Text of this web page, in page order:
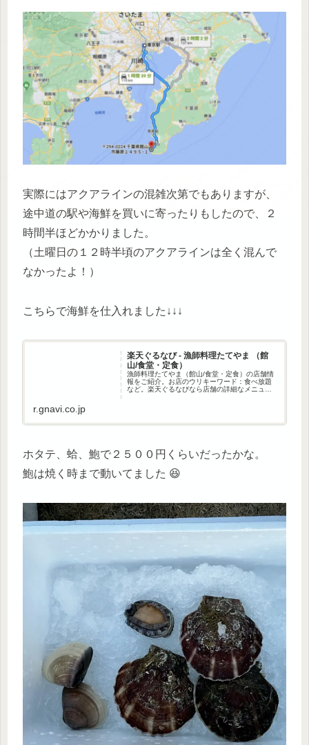
実際にはアクアラインの混雑次第でもありますが、
途中道の駅や海鮮を買いに寄ったりもしたので、２
時間半ほどかかりました。
（土曜日の１２時半頃のアクアラインは全く混んで
なかったよ！）
こちらで海鮮を仕入れました↓↓↓
楽天ぐるなび - 漁師料理たてやま （館
山/食堂・定食）
漁師料理たてやま（館山/食堂・定食）の店舗情
報をご紹介。お店のウリキーワード：食べ放題
など。楽天ぐるなびなら店舗の詳細なメニュー
r.gnavi.co.jp
ホタテ、蛤、鮑で２５００円くらいだったかな。
鮑は焼く時まで動いてました 😆